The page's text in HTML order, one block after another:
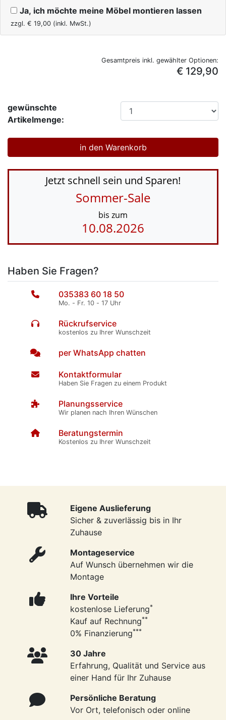
Ja, ich möchte meine Möbel montieren lassen
zzgl. € 19,00 (inkl. MwSt.)
Gesamtpreis inkl. gewählter Optionen:
€ 129,90
gewünschte
Artikelmenge:
Jetzt schnell sein und Sparen!
Sommer-Sale
bis zum
10.08.2026
Haben Sie Fragen?
035383 60 18 50
Mo. - Fr. 10 - 17 Uhr
Rückrufservice
kostenlos zu Ihrer Wunschzeit
per WhatsApp chatten
Kontaktformular
Haben Sie Fragen zu einem Produkt
Planungsservice
Wir planen nach Ihren Wünschen
Beratungstermin
Kostenlos zu Ihrer Wunschzeit
Eigene Auslieferung
Sicher & zuverlässig bis in Ihr
Zuhause
Montageservice
Auf Wunsch übernehmen wir die
Montage
Ihre Vorteile
kostenlose Lieferung*
Kauf auf Rechnung**
0% Finanzierung***
30 Jahre
Erfahrung, Qualität und Service aus
einer Hand für Ihr Zuhause
Persönliche Beratung
Vor Ort, telefonisch oder online